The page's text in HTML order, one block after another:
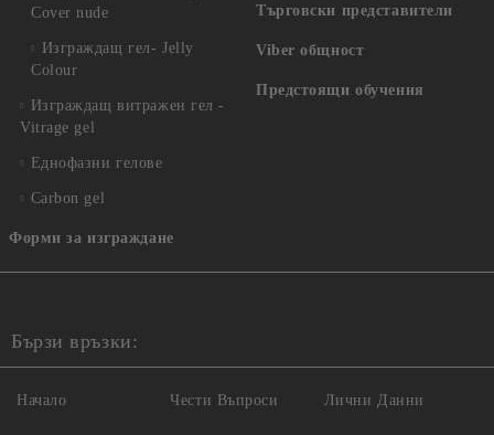
Cover nude
Изграждащ гел- Jelly
Colour
Изграждащ витражен гел -
Vitrage gel
Еднофазни гелове
Carbon gel
Форми за изграждане
Търговски представители
Viber общност
Предстоящи обучения
Бързи връзки:
Начало Чести Въпроси Лични Данни